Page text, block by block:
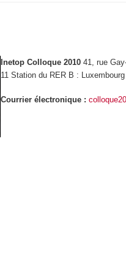
Inetop Colloque 201041, rue
11 Station du RER B : Luxembourg
Courrier électronique :